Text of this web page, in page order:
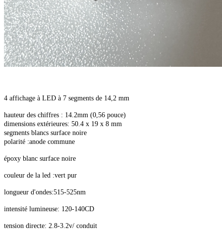
4 affichage à LED à 7 segments de 14,2 mm
hauteur des chiffres : 14.2mm (0,56 pouce)
dimensions extérieures: 50.4 x 19 x 8 mm
segments blancs surface noire
polarité :anode commune
époxy blanc surface noire
couleur de la led :vert pur
longueur d'ondes:515-525nm
intensité lumineuse: 120-140CD
tension directe: 2.8-3.2v/ conduit